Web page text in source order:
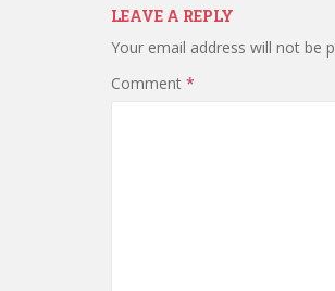
LEAVE A REPLY
Your email address will not be
Comment *